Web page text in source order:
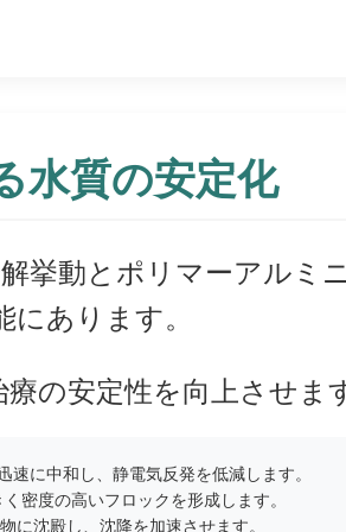
水質の安定化
挙動とポリマーアルミ
あります。
の安定性を向上させま
に中和し、静電気反発を低減します。
密度の高いフロックを形成します。
に沈殿し、沈降を加速させます。